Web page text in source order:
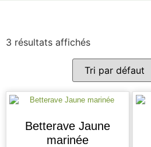
3 résultats affichés
Betterave Jaune
marinée